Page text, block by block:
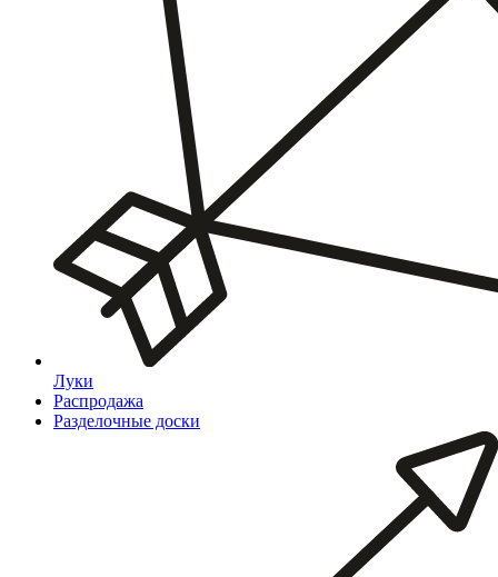
Луки
Распродажа
Разделочные доски